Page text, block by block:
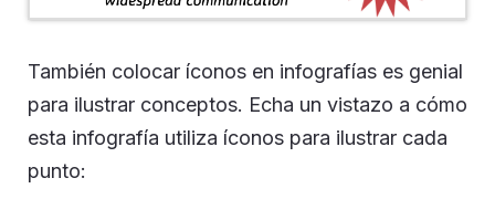
También colocar íconos en infografías es genial
para ilustrar conceptos. Echa un vistazo a cómo
esta infografía utiliza íconos para ilustrar cada
punto: